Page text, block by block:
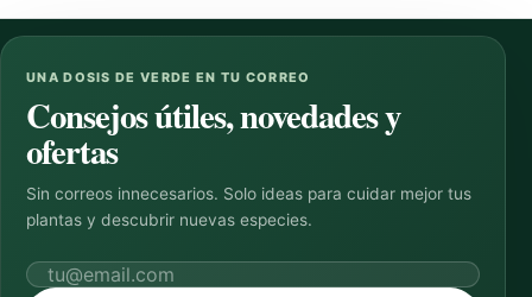
UNA DOSIS DE VERDE EN TU CORREO
Consejos útiles, novedades y
ofertas
Sin correos innecesarios. Solo ideas para cuidar mejor tus
plantas y descubrir nuevas especies.
Correo electrónico